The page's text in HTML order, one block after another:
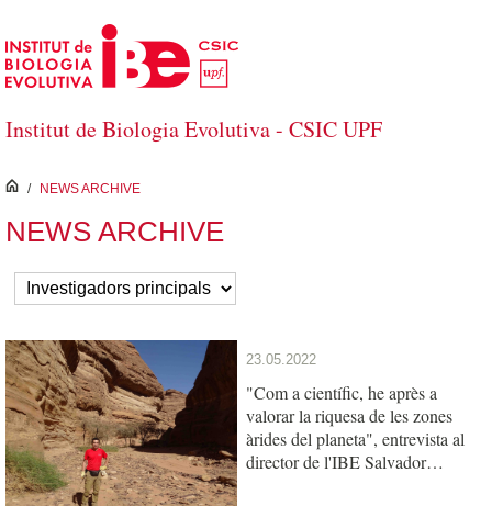
Skip to Main Content
Institut de Biologia Evolutiva - CSIC UPF
inici
/ NEWS ARCHIVE
NEWS ARCHIVE
23.05.2022
"Com a científic, he après a
valorar la riquesa de les zones
àrides del planeta", entrevista al
director de l'IBE Salvador